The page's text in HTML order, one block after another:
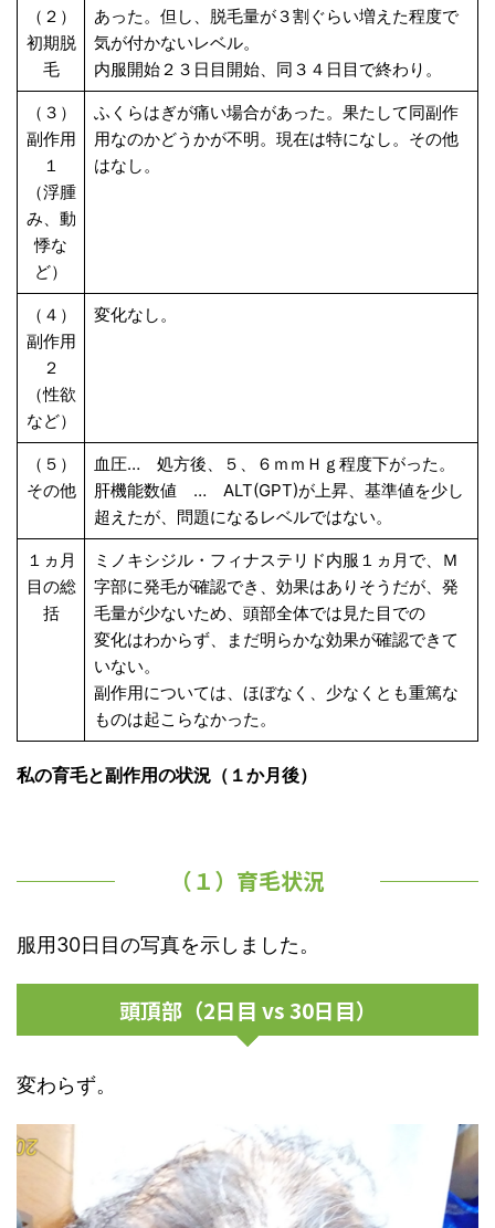
（２）
初期脱
毛
あった。但し、脱毛量が３割ぐらい増えた程度で
気が付かないレベル。
内服開始２３日目開始、同３４日目で終わり。
（３）
副作用
１
（浮腫
み、動
悸な
ど）
ふくらはぎが痛い場合があった。果たして同副作
用なのかどうかが不明。現在は特になし。その他
はなし。
（４）
副作用
２
（性欲
など）
変化なし。
（５）
その他
血圧… 処方後、５、６ｍｍＨｇ程度下がった。
肝機能数値 … ALT(GPT)が上昇、基準値を少し
超えたが、問題になるレベルではない。
１ヵ月
目の総
括
ミノキシジル・フィナステリド内服１ヵ月で、Ｍ
字部に発毛が確認でき、効果はありそうだが、発
毛量が少ないため、頭部全体では見た目での
変化はわからず、まだ明らかな効果が確認できて
いない。
副作用については、ほぼなく、少なくとも重篤な
ものは起こらなかった。
私の育毛と副作用の状況（１か月後）
（１）育毛状況
服用30日目の写真を示しました。
頭頂部（2日目 vs 30日目）
変わらず。